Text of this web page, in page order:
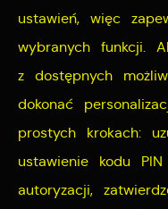
ustawień, więc
wybranych funkcji.
z dostępnych
dokonać
prostych krokach:
ustawienie kodu
autoryzacji,